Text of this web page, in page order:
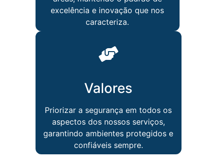
excelência e inovação que nos
caracteriza.
Valores
Priorizar a segurança em todos os
aspectos dos nossos serviços,
garantindo ambientes protegidos e
confiáveis sempre.